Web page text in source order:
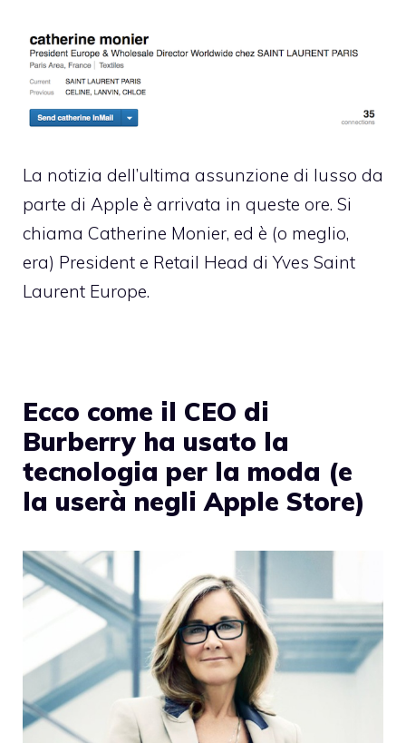
La notizia dell’ultima assunzione di lusso da
parte di Apple è arrivata in queste ore. Si
chiama Catherine Monier, ed è (o meglio,
era) President e Retail Head di Yves Saint
Laurent Europe.
Ecco come il CEO di
Burberry ha usato la
tecnologia per la moda (e
la userà negli Apple Store)